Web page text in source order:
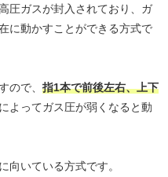
圧ガスが封入されており、ガ
に動かすことができる方式で
ので、 指1本で前後左右、上下
よってガス圧が弱くなると動
向いている方式です。